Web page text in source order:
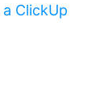
a ClickUp